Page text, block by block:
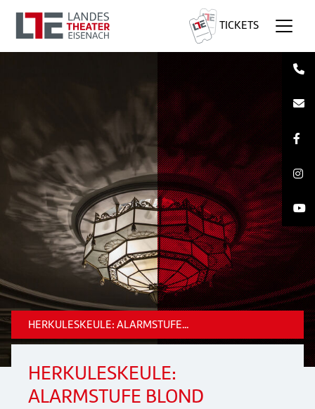
TICKETS
HERKULESKEULE: ALARMSTUFE...
HERKULESKEULE:
ALARMSTUFE BLOND